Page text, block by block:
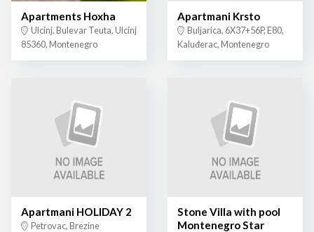
Apartments Hoxha
Ulcinj, Bulevar Teuta, Ulcinj
85360, Montenegro
Apartmani Krsto
Buljarica, 6X37+56P, E80,
Kaluđerac, Montenegro
Apartmani HOLIDAY 2
Petrovac, Brezine
Stone Villa with pool
Montenegro Star